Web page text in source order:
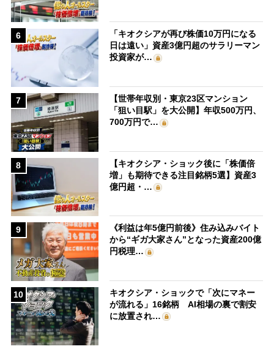
6
「キオクシアが再び株価10万円になる
日は遠い」資産3億円超のサラリーマン
投資家が…
7
【世帯年収別・東京23区マンション
「狙い目駅」を大公開】年収500万円、
700万円で…
8
【キオクシア・ショック後に「株価倍
増」も期待できる注目銘柄5選】資産3
億円超・…
9
《利益は年5億円前後》住み込みバイト
から“ギガ大家さん”となった資産200億
円税理…
10
キオクシア・ショックで「次にマネー
が流れる」16銘柄 AI相場の裏で割安
に放置され…